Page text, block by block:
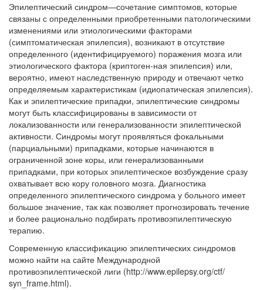
Эпилептический синдром—сочетание симптомов, которые
связаны с опреде­ленными приобретенными патологическими
изменениями или этиологическими факторами
(симптоматическая эпилепсия), возникают в отсутствие
определенного (идентифицируемого) поражения мозга или
этиологического фактора (криптоген-ная эпилепсия) или,
вероятно, имеют наследственную природу и отвечают четко
определяемым характеристикам (идиопатическая эпилепсия).
Как и эпилептичес­кие припадки, эпилептические синдромы
могут быть классифицированы в зависи­мости от
локализованности или генерализованности эпилептической
активности. Синдромы могут проявляться фокальными
(парциальными) припадками, которые начинаются в
ограниченной зоне коры, или генерализованными
припадками, при которых эпилептическое возбуждение сразу
охватывает всю кору головного мозга. Диагностика
определенного эпилептического синдрома у больного имеет
большое значение, так как позволяет прогнозировать течение
и более рационально подби­рать противоэпилептическую
терапию.
Современную классификацию эпилептических синдромов
можно найти на сайте Международной
противоэпилептической лиги (http://www.epilepsy.org/ctf/
syn_frame.html).